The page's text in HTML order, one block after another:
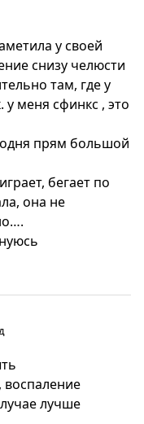
у своей
снизу челюсти
там, где у
меня сфинкс , это
прям большой
бегает по
она не
воспаление
лучше